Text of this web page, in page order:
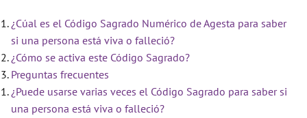
¿Cúal es el Código Sagrado Numérico de Agesta para saber
si una persona está viva o falleció?
¿Cómo se activa este Código Sagrado?
Preguntas frecuentes
¿Puede usarse varias veces el Código Sagrado para saber si
una persona está viva o falleció?